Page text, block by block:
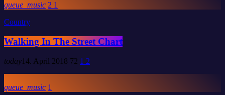
queue_music 2 1
Country
Walking In The Street Chart
today14. April 2018 72 1 2
queue_music 1